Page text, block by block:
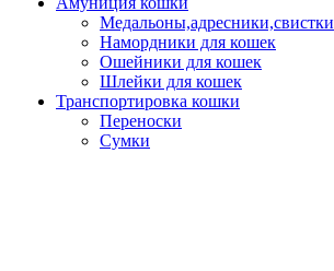
Медальоны,адресники,свистки
Намордники для кошек
Ошейники для кошек
Шлейки для кошек
Транспортировка кошки
Переноски
Сумки